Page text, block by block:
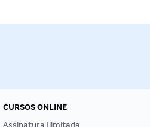
CURSOS ONLINE
Assinatura Ilimitada